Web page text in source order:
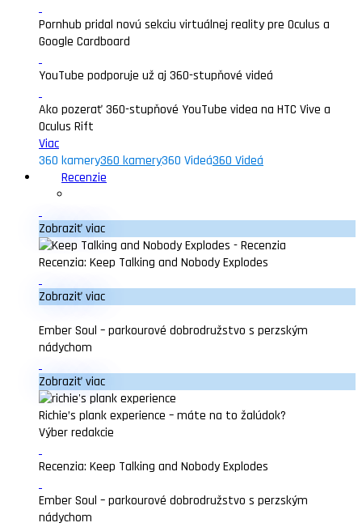
Pornhub pridal novú sekciu virtuálnej reality pre Oculus a
Google Cardboard
YouTube podporuje už aj 360-stupňové videá
Ako pozerať 360-stupňové YouTube videa na HTC Vive a
Oculus Rift
Viac
360 kamery360 kamery360 Videá360 Videá
Recenzie
Zobraziť viac
Recenzia: Keep Talking and Nobody Explodes
Zobraziť viac
Ember Soul – parkourové dobrodružstvo s perzským
nádychom
Zobraziť viac
Richie’s plank experience – máte na to žalúdok?
Výber redakcie
Recenzia: Keep Talking and Nobody Explodes
Ember Soul – parkourové dobrodružstvo s perzským
nádychom